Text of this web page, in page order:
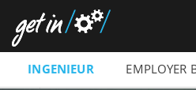
INGENIEUR EMPLOYER